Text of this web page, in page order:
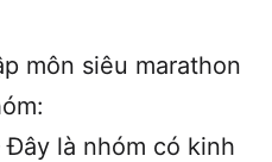
môn siêu marathon
là nhóm có kinh